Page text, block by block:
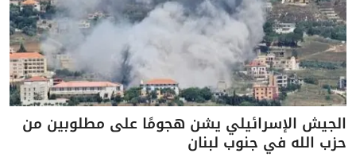
الجيش الإسرائيلي يشن هجومًا على مطلوبين من
حزب الله في جنوب لبنان